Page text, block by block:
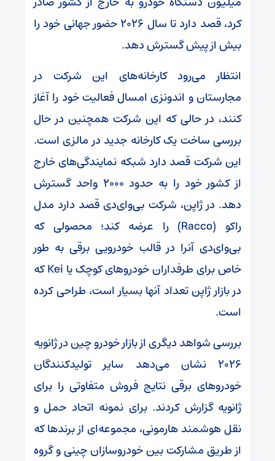
کرد، قصد دارد تا سال 2026 حضور جهانی خود را
بیش از پیش گسترش دهد.
انتظار می‌رود کارخانه‌های این شرکت در
مجارستان و اندونزی امسال فعالیت خود را آغاز
کنند، در حالی که این شرکت همچنین در حال
بررسی ساخت یک کارخانه جدید در مالزی است.
این شرکت قصد دارد شبکه نمایندگی‌های خارج
از کشور خود را به حدود ۲۰۰۰ واحد گسترش
دهد. در ژاپن، شرکت بی‌وای‌دی قصد دارد مدل
راکو (Racco) را عرضه کند؛ محصولی که
بی‌وای‌دی آنرا در قالب خودرویی برقی به طور
خاص برای طرفداران خودروهای کوچک یا Kei که
در بازار ژاپن تعداد آنها بسیار است، طراحی کرده
است.
بررسی شواهد دیگری از بازار خودرو چین در ژانویه
2026 نشان می‌دهد سایر تولیدکنندگان
خودروهای برقی نتایج فروش متفاوتی را برای
ژانویه گزارش کردند. برای نمونه اتحاد حمل و
نقل هوشمند هارمونی، مجموعه‌ای از برندها که
از طریق مشارکت بین خودروسازان چینی و گروه